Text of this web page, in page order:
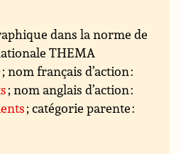
dans la norme de
THEMA
; nom français d’action :
; nom anglais d’action :
; catégorie parente :